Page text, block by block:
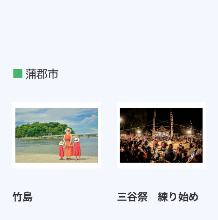
蒲郡市
竹島 三谷祭 練り始め